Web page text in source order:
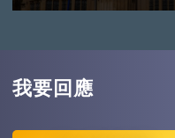
我要回應